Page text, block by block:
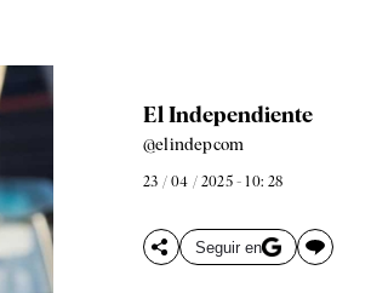
El Independiente
@elindepcom
23 / 04 / 2025 - 10: 28
Seguir en